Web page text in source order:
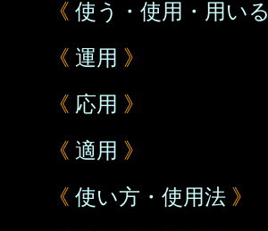
《 使う・使用・用いる
《 運用 》
《 応用 》
《 適用 》
《 使い方・使用法 》